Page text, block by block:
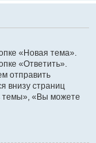
«Новая тема».
«Ответить».
отправить
внизу страниц
«Вы можете